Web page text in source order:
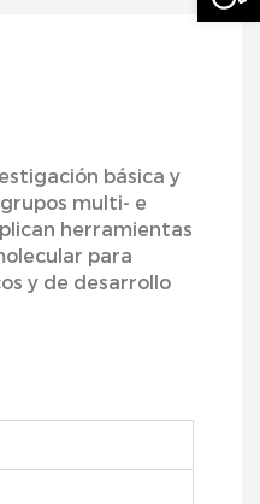
básica y
multi- e
herramientas
para
y de desarrollo